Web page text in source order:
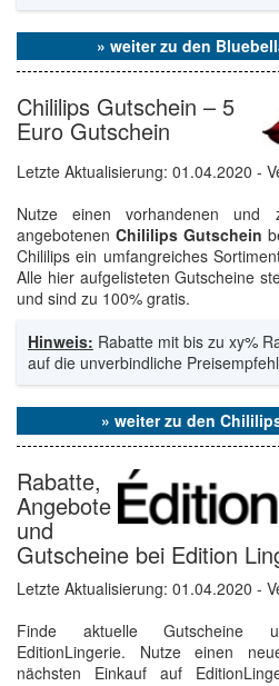
» weiter zu den
Chililips Gutschein – 5
Euro Gutschein
Letzte Aktualisierung: 01.04.2020 -
Nutze einen vorhandenen und
angebotenen Chililips Gutschein
Chililips ein umfangreiches
Alle hier aufgelisteten Gutscheine
und sind zu 100% gratis.
Hinweis: Rabatte mit bis zu xy%
auf die unverbindliche
» weiter zu den
Rabatte,
Angebote
und
Gutscheine bei Edition
Letzte Aktualisierung: 01.04.2020 -
Finde aktuelle Gutscheine
EditionLingerie. Nutze einen
nächsten Einkauf auf